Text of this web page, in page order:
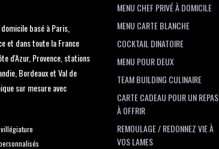
basé à Paris,
et dans toute la France
d'Azur, Provence, stations
Bordeaux et Val de
sur mesure avec
MENU CHEF PRIVÉ À DOMICILE
MENU CARTE BLANCHE
COCKTAIL DINATOIRE
MENU POUR DEUX
TEAM BUILDING CULINAIRE
CARTE CADEAU POUR UN REPAS
À OFFRIR
REMOULAGE / REDONNEZ VIE À
VOS LAMES